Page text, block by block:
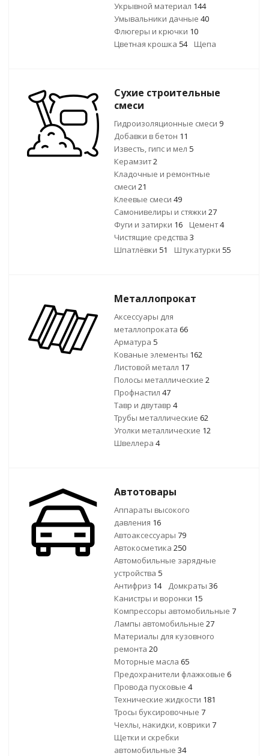
Укрывной материал 144
Умывальники дачные 40
Флюгеры и крючки 10
Цветная крошка 54 Щепа
Сухие строительные
смеси
Гидроизоляционные смеси 9
Добавки в бетон 11
Известь, гипс и мел 5
Керамзит2
Кладочные и ремонтные
смеси 21
Клеевые смеси 49
Самонивелиры и стяжки 27
Фуги и затирки 16 Цемент4
Чистящие средства 3
Шпатлёвки 51 Штукатурки 55
Металлопрокат
Аксессуары для
металлопроката 66
Арматура 5
Кованые элементы 162
Листовой металл 17
Полосы металлические 2
Профнастил 47
Тавр и двутавр 4
Трубы металлические 62
Уголки металлические 12
Швеллера 4
Автотовары
Аппараты высокого
давления 16
Автоаксессуары 79
Автокосметика 250
Автомобильные зарядные
устройства 5
Антифриз 14 Домкраты 36
Канистры и воронки 15
Компрессоры автомобильные 7
Лампы автомобильные 27
Материалы для кузовного
ремонта 20
Моторные масла 65
Предохранители флажковые 6
Провода пусковые 4
Технические жидкости 181
Тросы буксировочные 7
Чехлы, накидки, коврики 7
Щетки и скребки
автомобильные 34